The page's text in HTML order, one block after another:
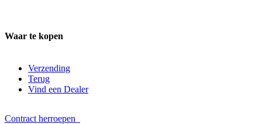
Waar te kopen
Verzending
Terug
Vind een Dealer
Contract herroepen